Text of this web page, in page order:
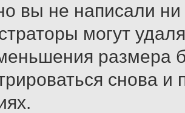
вы не написали
могут
размера
снова и